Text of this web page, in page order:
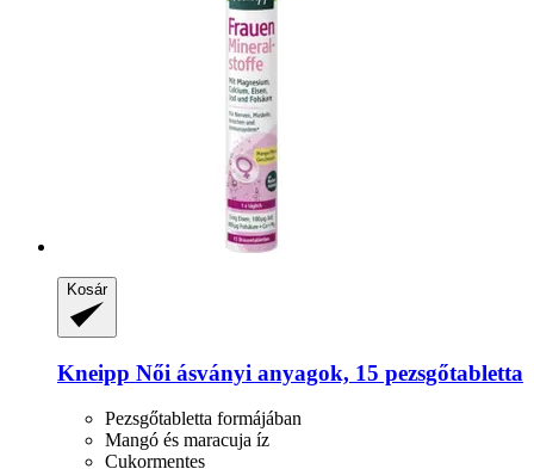
Kosár
Kneipp Női ásványi anyagok, 15 pezsgőtabletta
Pezsgőtabletta formájában
Mangó és maracuja íz
Cukormentes